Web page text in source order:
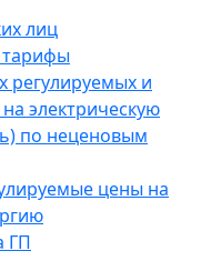
лиц
тарифы
регулируемых и
электрическую
по неценовым
цены на
ГП